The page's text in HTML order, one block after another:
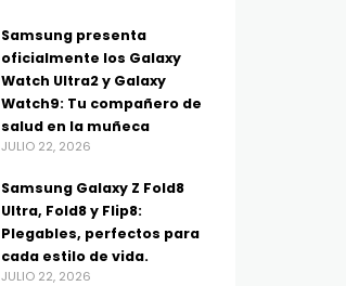
Samsung presenta
oficialmente los Galaxy
Watch Ultra2 y Galaxy
Watch9: Tu compañero de
salud en la muñeca
JULIO 22, 2026
Samsung Galaxy Z Fold8
Ultra, Fold8 y Flip8:
Plegables, perfectos para
cada estilo de vida.
JULIO 22, 2026